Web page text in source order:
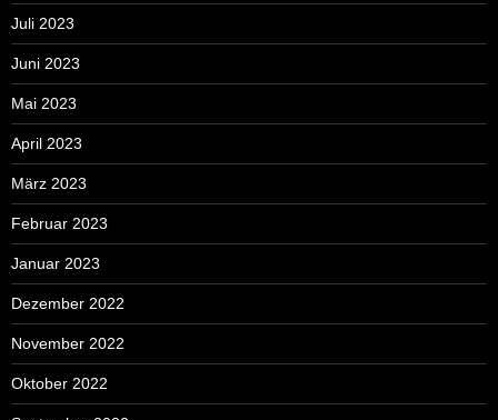
Juli 2023
Juni 2023
Mai 2023
April 2023
März 2023
Februar 2023
Januar 2023
Dezember 2022
November 2022
Oktober 2022